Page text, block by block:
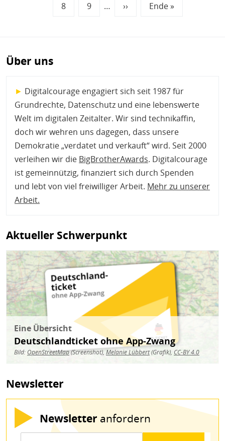
Seite
8 Seite
9 …
Nächste
››
Letzte
Ende »
Über uns
► Digitalcourage engagiert sich seit 1987 für
Grundrechte, Datenschutz und eine lebenswerte
Welt im digitalen Zeitalter. Wir sind technikaffin,
doch wir wehren uns dagegen, dass unsere
Demokratie „verdatet und verkauft“ wird. Seit 2000
verleihen wir die BigBrotherAwards. Digitalcourage
ist gemeinnützig, finanziert sich durch Spenden
und lebt von viel freiwilliger Arbeit. Mehr zu unserer
Arbeit.
Aktueller Schwerpunkt
Bild
Eine Übersicht
Deutschlandticket ohne App-Zwang
Bild: OpenStreetMap(Screenshot),Melanie Lübbert(Grafik), CC-BY 4.0
Newsletter
Newsletter anfordern